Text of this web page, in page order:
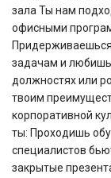
зала Ты нам
офисными
задачам и
должностях или
твоим
корпоративной
ты: Проходишь
специалистов
закрытые